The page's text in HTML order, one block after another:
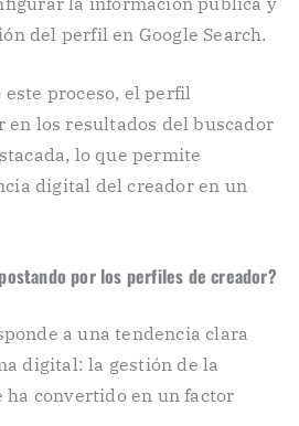
del perfil en Google Search.
proceso, el perfil
en los resultados del buscador
lo que permite
digital del creador en un
por los perfiles de creador?
a una tendencia clara
digital: la gestión de la
ha convertido en un factor